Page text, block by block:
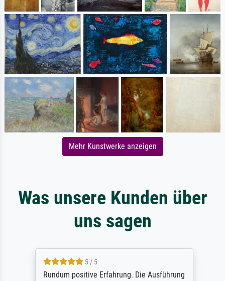
Mehr Kunstwerke anzeigen
Was unsere Kunden über
uns sagen
5 / 5
Rundum positive Erfahrung. Die Ausführung